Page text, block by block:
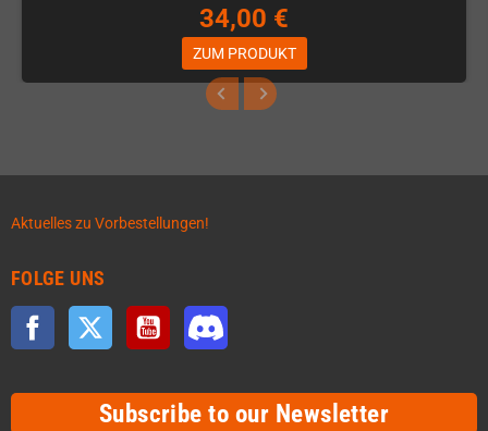
34,00 €
ZUM PRODUKT
Aktuelles zu Vorbestellungen!
FOLGE UNS
Facebook Twitter YouTube
Subscribe to our Newsletter